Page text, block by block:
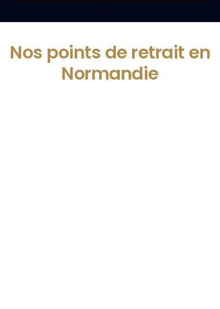
Nos points de retrait en
Normandie